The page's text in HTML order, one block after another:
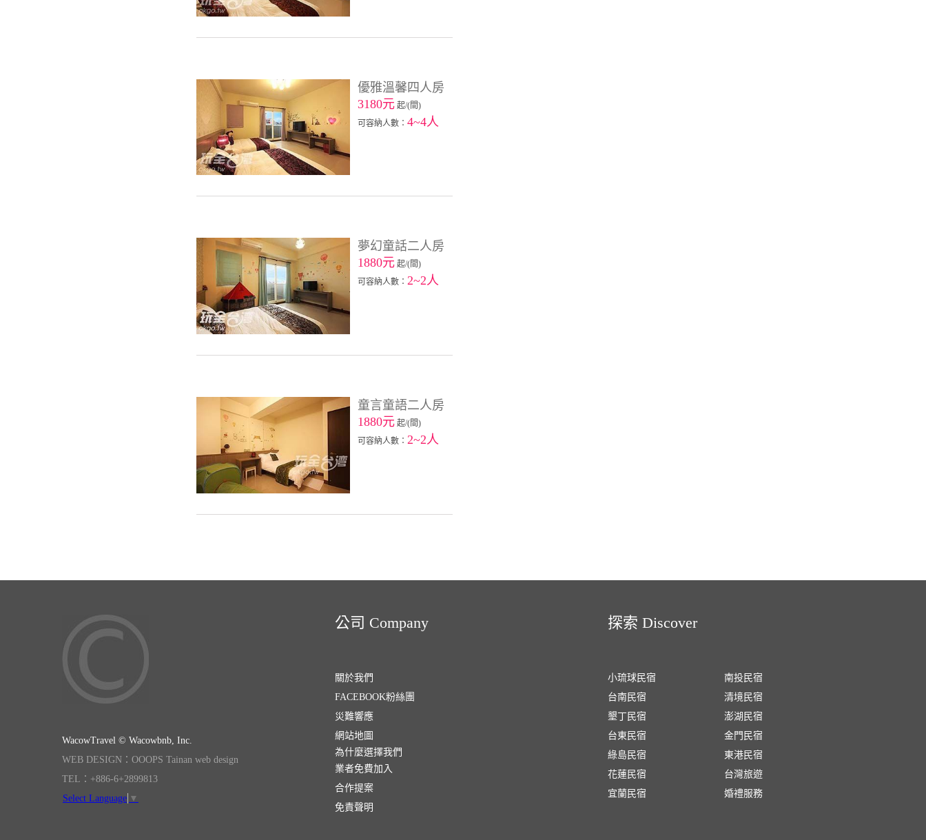
優雅溫馨四人房
3180元 起/(間)
可容納人數： 4~4人
夢幻童話二人房
1880元 起/(間)
可容納人數： 2~2人
童言童語二人房
1880元 起/(間)
可容納人數： 2~2人
WacowTravel © Wacowbnb, Inc.
WEB DESIGN：OOOPS Tainan web design
TEL：+886-6+2899813
Select Language ▼
公司 Company
關於我們
FACEBOOK粉絲團
災難響應
網站地圖
為什麼選擇我們
業者免費加入
合作提案
免責聲明
探索 Discover
小琉球民宿
台南民宿
墾丁民宿
台東民宿
綠島民宿
花蓮民宿
宜蘭民宿
南投民宿
清境民宿
澎湖民宿
金門民宿
東港民宿
台灣旅遊
婚禮服務